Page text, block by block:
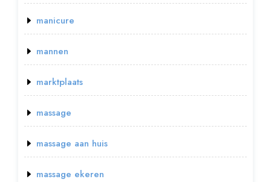
manicure
mannen
marktplaats
massage
massage aan huis
massage ekeren